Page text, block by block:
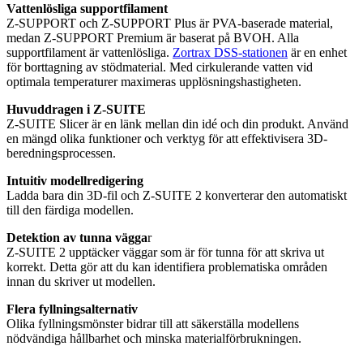
Vattenlösliga supportfilament
Z-SUPPORT och Z-SUPPORT Plus är PVA-baserade material,
medan Z-SUPPORT Premium är baserat på BVOH. Alla
supportfilament är vattenlösliga. Zortrax DSS-stationen är en enhet
för borttagning av stödmaterial. Med cirkulerande vatten vid
optimala temperaturer maximeras upplösningshastigheten.
Huvuddragen i Z-SUITE
Z-SUITE Slicer är en länk mellan din idé och din produkt. Använd
en mängd olika funktioner och verktyg för att effektivisera 3D-
beredningsprocessen.
Intuitiv modellredigering
Ladda bara din 3D-fil och Z-SUITE 2 konverterar den automatiskt
till den färdiga modellen.
Detektion av tunna väggar
Z-SUITE 2 upptäcker väggar som är för tunna för att skriva ut
korrekt. Detta gör att du kan identifiera problematiska områden
innan du skriver ut modellen.
Flera fyllningsalternativ
Olika fyllningsmönster bidrar till att säkerställa modellens
nödvändiga hållbarhet och minska materialförbrukningen.